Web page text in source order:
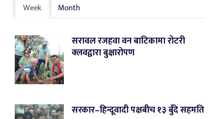
Week Month
सरावल रजहवा वन बाटिकामा रोटरी
क्लवद्वारा बुक्षारोपण
सरकार–हिन्दूवादी पक्षबीच १३ बुँदे सहमति